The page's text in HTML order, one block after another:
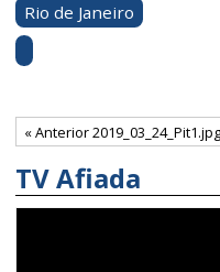
Rio de Janeiro
« Anterior 2019_03_24_Pit1.jpg
TV Afiada